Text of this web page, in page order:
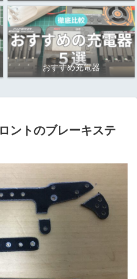
おすすめ充電器
ントのブレーキステ